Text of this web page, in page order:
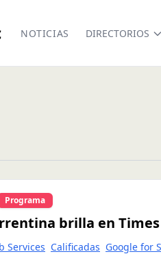
NOTICIAS DIRECTORIOS
Programa
brilla en Times
Services Calificadas Google for